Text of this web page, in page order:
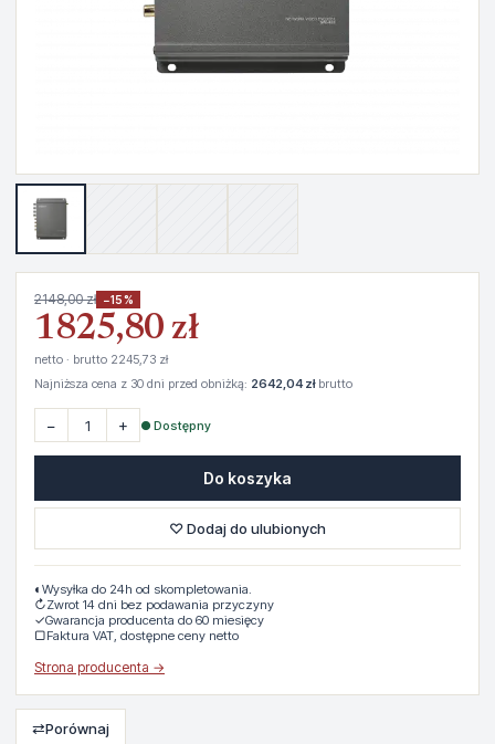
2148,00 zł −15%
1825,80 zł
netto · brutto 2245,73 zł
Najniższa cena z 30 dni przed obniżką: 2642,04 złbrutto
− + ● Dostępny
Do koszyka
♡ Dodaj do ulubionych
◐ Wysyłka do 24h od skompletowania.
↻Zwrot 14 dni bez podawania przyczyny
✓Gwarancja producenta do 60 miesięcy
▢Faktura VAT, dostępne ceny netto
Strona producenta →
⇄Porównaj